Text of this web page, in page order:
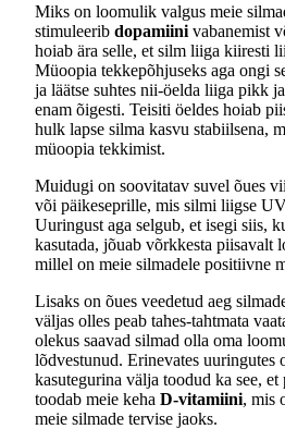
Miks on loomulik valgus meie
stimuleerib dopamiini vabanemist
hoiab ära selle, et silm liiga kiiresti
Müoopia tekkepõhjuseks aga ongi
ja läätse suhtes nii-öelda liiga pikk
enam õigesti. Teisiti öeldes hoiab
hulk lapse silma kasvu stabiilsena,
müoopia tekkimist.
Muidugi on soovitatav suvel õues
või päikeseprille, mis silmi liigse
Uuringust aga selgub, et isegi siis,
kasutada, jõuab võrkkesta piisavalt
millel on meie silmadele positiivne
Lisaks on õues veedetud aeg
väljas olles peab tahes-tahtmata
olekus saavad silmad olla oma
lõdvestunud. Erinevates uuringutes
kasutegurina välja toodud ka see, et
toodab meie keha D-vitamiini, mis
meie silmade tervise jaoks.